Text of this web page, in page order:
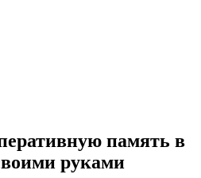
память в
руками